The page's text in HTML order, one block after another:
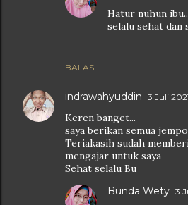
BALAS
Hatur nuhun
selalu sehat dan
indrawahyuddin 3 Juli
Keren banget...
saya berikan semua
Teriakasih sudah
mengajar untuk saya
Sehat selalu Bu
Bunda Wety 3